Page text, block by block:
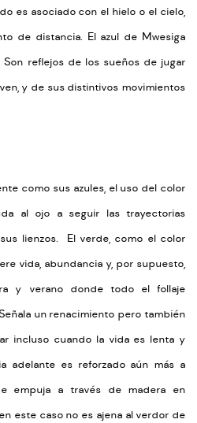
es asociado con el hielo o el cielo,
de distancia. El azul de Mwesiga
reflejos de los sueños de jugar
y de sus distintivos movimientos
como sus azules, el uso del color
al ojo a seguir las trayectorias
lienzos. El verde, como el color
vida, abundancia y, por supuesto,
y verano donde todo el follaje
un renacimiento pero también
incluso cuando la vida es lenta y
adelante es reforzado aún más a
empuja a través de madera en
este caso no es ajena al verdor de